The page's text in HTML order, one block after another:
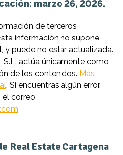
marzo 26, 2026.
de terceros
información no supone
y puede no estar actualizada.
S.L. actúa únicamente como
de los contenidos. Más
. Si encuentras algún error,
el correo
Real Estate Cartagena